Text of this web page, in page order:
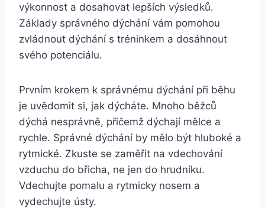
výkonnost a dosahovat lepších výsledků.
Základy správného dýchání vám pomohou
zvládnout dýchání s tréninkem a dosáhnout
svého potenciálu.
Prvním krokem k správnému dýchání při běhu
je uvědomit si, jak dýcháte. Mnoho běžců
dýchá nesprávně, přičemž dýchají mělce a
rychle. Správné dýchání by mělo být hluboké a
rytmické. Zkuste se zaměřit na vdechování
vzduchu do břicha, ne jen do hrudníku.
Vdechujte pomalu a rytmicky nosem a
vydechujte ústy.